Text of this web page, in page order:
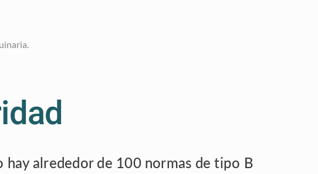
hay alrededor de 100 normas de tipo B